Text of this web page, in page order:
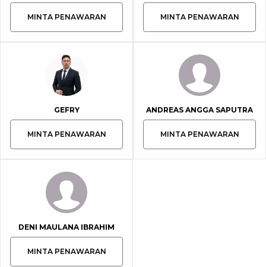
MINTA PENAWARAN MINTA PENAWARAN
GEFRY
MINTA PENAWARAN
ANDREAS ANGGA SAPUTRA
MINTA PENAWARAN
DENI MAULANA IBRAHIM
MINTA PENAWARAN